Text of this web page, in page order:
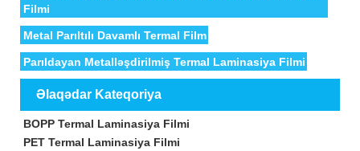
Filmi
Metal Parıltılı Davamlı Termal Film
Parıldayan Metalləşdirilmiş Termal Laminasiya Filmi
Əlaqədar Kateqoriya
BOPP Termal Laminasiya Filmi
PET Termal Laminasiya Filmi